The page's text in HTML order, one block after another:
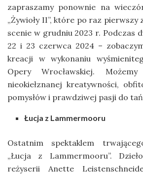
zapraszamy ponownie na
„Żywioły II”, które po raz pierwszy
scenie w grudniu 2023 r. Podczas
22 i 23 czerwca 2024 –
kreacji w wykonaniu
Opery Wrocławskiej.
nieokiełznanej kreatywności,
pomysłów i prawdziwej pasji do
Łucja z Lammermooru
Ostatnim spektaklem
„Łucja z Lammermooru”.
reżyserii Anette